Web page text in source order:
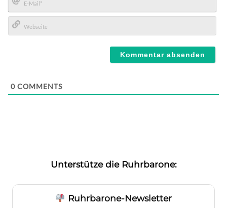
E-
Mail*
0 COMMENTS
Unterstütze die Ruhrbarone:
Ruhrbarone-Newsletter